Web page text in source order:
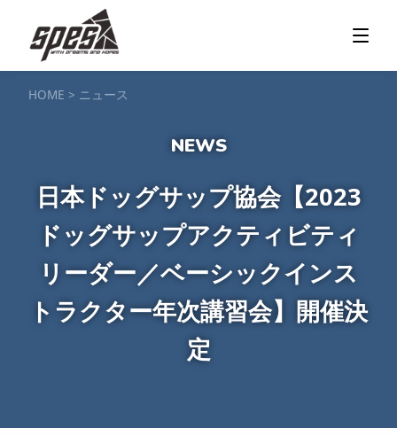
那須矢の目ダム湖
ツアー＆料金プラン
フォト＆ムービー
塩原渓谷 カヌー / 遊覧サップ
スノーボードスクール
一般レッスン／キッズ＆ジュニアレッスン
プライベートレッスン
ジュニア育成特別レッスン「Jクラブ」Spesハンターマニア
レッスンの流れ・服装
フォト＆ムービーアドバイザー紹介ご予約・お問い合わせ
ご予約・お問い合わせ
ニュース
HOME > ニュース
日本ドッグサップ協会【2023
ドッグサップアクティビティ
リーダー／ベーシックインス
トラクター年次講習会】開催決
定